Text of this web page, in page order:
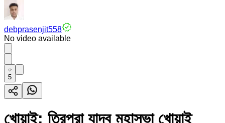
debprasenjit558
No video available
5
খোয়াই: ত্রিপুরা যাদব মহাসভা খোয়াই